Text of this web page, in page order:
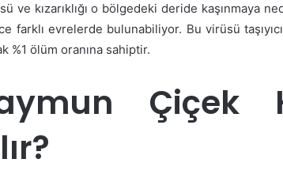
ve kızarıklığı o bölgedeki deride kaşınmaya
farklı evrelerde bulunabiliyor. Bu virüsü
%1 ölüm oranına sahiptir.
Çiçek